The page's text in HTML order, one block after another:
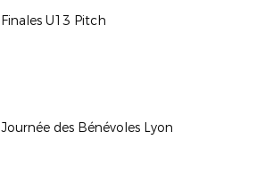
Finales U13 Pitch
Journée des Bénévoles Lyon